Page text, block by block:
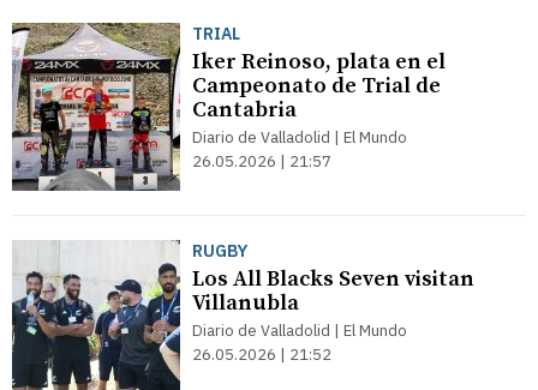
TRIAL
Iker Reinoso, plata en el
Campeonato de Trial de
Cantabria
Diario de Valladolid | El Mundo
26.05.2026 | 21:57
RUGBY
Los All Blacks Seven visitan
Villanubla
Diario de Valladolid | El Mundo
26.05.2026 | 21:52